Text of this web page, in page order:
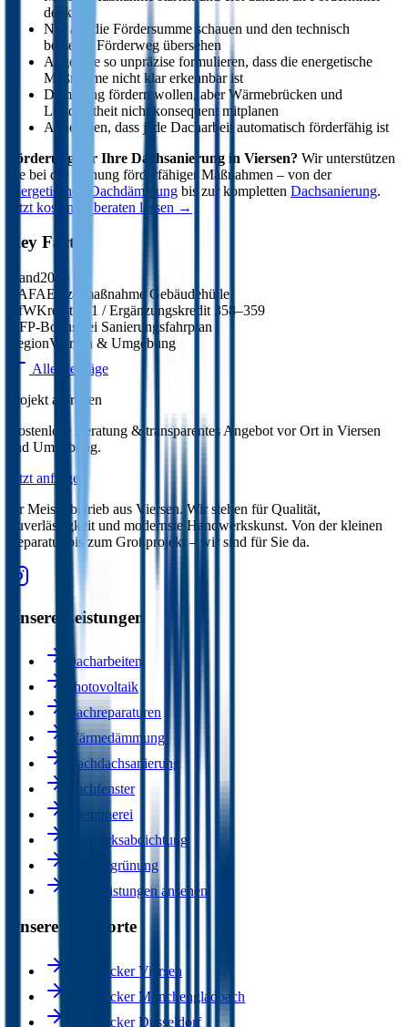
denken
Nur auf die Fördersumme schauen und den technisch
besseren Förderweg übersehen
Angebote so unpräzise formulieren, dass die energetische
Maßnahme nicht klar erkennbar ist
Dämmung fördern wollen, aber Wärmebrücken und
Luftdichtheit nicht konsequent mitplanen
Annehmen, dass jede Dacharbeit automatisch förderfähig ist
Förderung für Ihre Dachsanierung in Viersen? Wir unterstützen
Sie bei der Planung förderfähiger Maßnahmen – von der
energetischen Dachdämmung bis zur kompletten Dachsanierung.
Jetzt kostenlos beraten lassen →
Key Facts
Stand2026
BAFAEinzelmaßnahme Gebäudehülle
KfWKredit 261 / Ergänzungskredit 358–359
iSFP-Bonus
Bei Sanierungsfahrplan
RegionViersen & Umgebung
Alle Beiträge
Projekt anfragen
Kostenlose Beratung & transparentes Angebot vor Ort in Viersen
und Umgebung.
Jetzt anfragen
Ihr Meisterbetrieb aus Viersen. Wir stehen für Qualität,
Zuverlässigkeit und modernste Handwerkskunst. Von der kleinen
Reparatur bis zum Großprojekt – wir sind für Sie da.
Unsere Leistungen
Dacharbeiten
Photovoltaik
Dachreparaturen
Wärmedämmung
Flachdachsanierung
Dachfenster
Klempnerei
Bauwerksabdichtung
Dachbegrünung
Alle Leistungen ansehen
Unsere Standorte
Dachdecker Viersen
Dachdecker Mönchengladbach
Dachdecker Düsseldorf